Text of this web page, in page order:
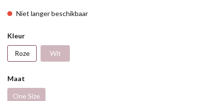
Niet langer beschikbaar
Kleur
Roze Wit
Maat
One Size